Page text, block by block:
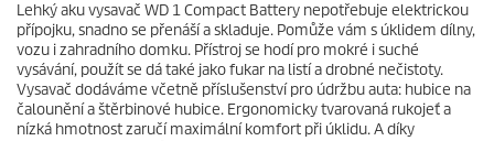
e
5
6
r
e
c
e
n
Lehký aku vysavač WD 1 Compact Battery nepotřebuje elektrickou
přípojku, snadno se přenáší a skladuje. Pomůže vám s úklidem dílny,
vozu i zahradního domku. Přístroj se hodí pro mokré i suché
vysávání, použít se dá také jako fukar na listí a drobné nečistoty.
Vysavač dodáváme včetně příslušenství pro údržbu auta: hubice na
čalounění a štěrbinové hubice. Ergonomicky tvarovaná rukojeť a
nízká hmotnost zaručí maximální komfort při úklidu. A díky